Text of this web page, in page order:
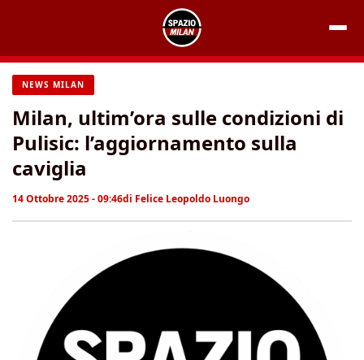
contenuto
NEWS MILAN
Milan, ultim’ora sulle condizioni di
Pulisic: l’aggiornamento sulla
caviglia
14 Ottobre 2025 - 09:46di Felice Leopoldo Luongo